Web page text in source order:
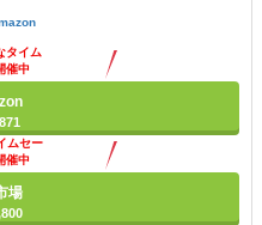
タイム
催中
ムセー
催中
場